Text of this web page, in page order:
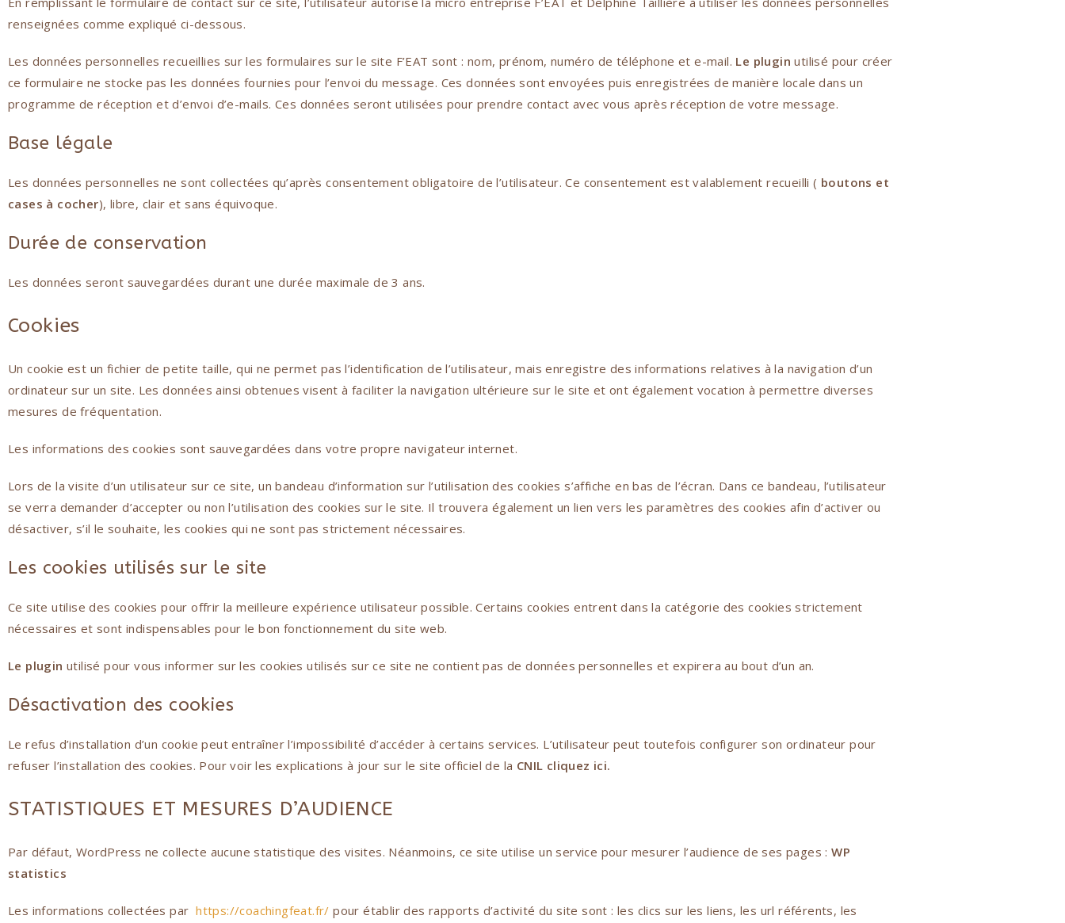
renseignées comme expliqué ci-dessous.
Les données personnelles recueillies sur les formulaires sur le site F’EAT sont : nom, prénom, numéro de téléphone et e-mail. Le plugin utilisé pour créer
ce formulaire ne stocke pas les données fournies pour l’envoi du message. Ces données sont envoyées puis enregistrées de manière locale dans un
programme de réception et d’envoi d’e-mails. Ces données seront utilisées pour prendre contact avec vous après réception de votre message.
Base légale
Les données personnelles ne sont collectées qu’après consentement obligatoire de l’utilisateur. Ce consentement est valablement recueilli ( boutons et
cases à cocher), libre, clair et sans équivoque.
Durée de conservation
Les données seront sauvegardées durant une durée maximale de 3 ans.
Cookies
Un cookie est un fichier de petite taille, qui ne permet pas l’identification de l’utilisateur, mais enregistre des informations relatives à la navigation d’un
ordinateur sur un site. Les données ainsi obtenues visent à faciliter la navigation ultérieure sur le site et ont également vocation à permettre diverses
mesures de fréquentation.
Les informations des cookies sont sauvegardées dans votre propre navigateur internet.
Lors de la visite d’un utilisateur sur ce site, un bandeau d’information sur l’utilisation des cookies s’affiche en bas de l’écran. Dans ce bandeau, l’utilisateur
se verra demander d’accepter ou non l’utilisation des cookies sur le site. Il trouvera également un lien vers les paramètres des cookies afin d’activer ou
désactiver, s’il le souhaite, les cookies qui ne sont pas strictement nécessaires.
Les cookies utilisés sur le site
Ce site utilise des cookies pour offrir la meilleure expérience utilisateur possible. Certains cookies entrent dans la catégorie des cookies strictement
nécessaires et sont indispensables pour le bon fonctionnement du site web.
Le plugin utilisé pour vous informer sur les cookies utilisés sur ce site ne contient pas de données personnelles et expirera au bout d’un an.
Désactivation des cookies
Le refus d’installation d’un cookie peut entraîner l’impossibilité d’accéder à certains services. L’utilisateur peut toutefois configurer son ordinateur pour
refuser l’installation des cookies. Pour voir les explications à jour sur le site officiel de la CNIL cliquez ici.
STATISTIQUES ET MESURES D’AUDIENCE
Par défaut, WordPress ne collecte aucune statistique des visites. Néanmoins, ce site utilise un service pour mesurer l’audience de ses pages :WP
statistics
Les informations collectées parhttps://coachingfeat.fr/ pour établir des rapports d’activité du site sont : les clics sur les liens, les url référents, les